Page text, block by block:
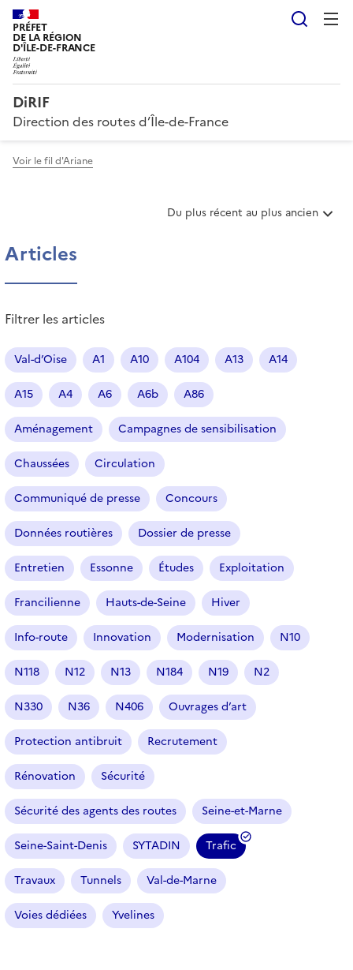
PRÉFET
DE LA RÉGION
D'ÎLE-DE-FRANCE
DiRIF
Direction des routes d’Île-de-France
Voir le fil d'Ariane
T
r
t
c
l
e
Du plus récent au plus ancien
Articles
Filtrer les articles
Val-d’Oise A1 A10 A104 A13 A14
A15 A4 A6 A6b A86
Aménagement Campagnes de sensibilisation
Chaussées Circulation
Communiqué de presse Concours
Données routières Dossier de presse
Entretien Essonne Études Exploitation
Francilienne Hauts-de-Seine Hiver
Info-route Innovation Modernisation N10
N118 N12 N13 N184 N19 N2
N330 N36 N406 Ouvrages d’art
Protection antibruit Recrutement
Rénovation Sécurité
Sécurité des agents des routes Seine-et-Marne
Seine-Saint-Denis SYTADIN Trafic
(
f
i
Travaux Tunnels Val-de-Marne
Voies dédiées Yvelines